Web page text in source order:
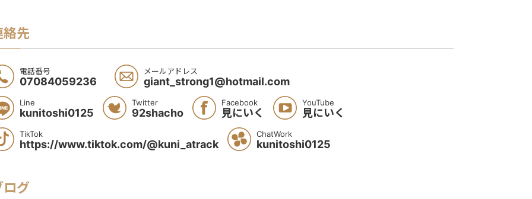
絡先
電話番号
07084059236
メールアドレス
giant_strong1@hotmail.com
Line
kunitoshi0125
Twitter
92shacho
Facebook
見にいく
YouTube
見にいく
TikTok
https://www.tiktok.com/@kuni_atrack
ChatWork
kunitoshi0125
ログ